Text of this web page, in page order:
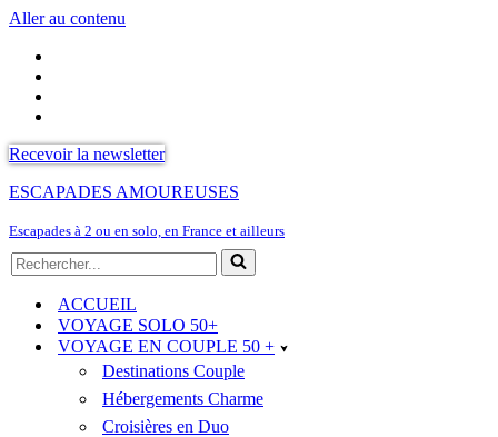
Aller au contenu
Recevoir la newsletter
ESCAPADES AMOUREUSES
Escapades à 2 ou en solo, en France et ailleurs
Rechercher...
ACCUEIL
VOYAGE SOLO 50+
VOYAGE EN COUPLE 50 +
Destinations Couple
Hébergements Charme
Croisières en Duo